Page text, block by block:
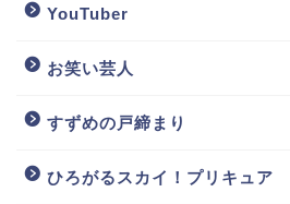
YouTuber
お笑い芸人
すずめの戸締まり
ひろがるスカイ！プリキュア